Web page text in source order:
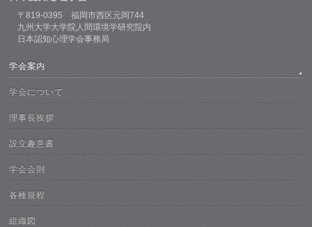
〒819-0395 福岡市西区元岡744
九州大学大学院人間環境学研究院内
日本認知心理学会事務局
学会案内
学会について
理事長挨拶
設立趣意書
学会会則
各種規程
組織図